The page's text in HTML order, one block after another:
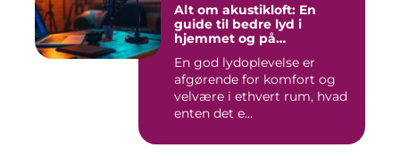
Alt om akustikloft: En
guide til bedre lyd i
hjemmet og på
En god lydoplevelse er
afgørende for komfort og
velvære i ethvert rum, hvad
enten det e...